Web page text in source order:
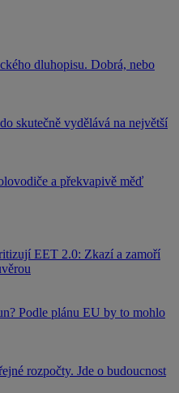
dluhopisu. Dobrá, nebo
skutečně vydělává na největší
a překvapivě měď
EET 2.0: Zkazí a zamoří
Podle plánu EU by to mohlo
rozpočty. Jde o budoucnost